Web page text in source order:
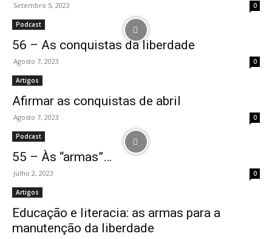
Setembro 5, 2023 0
Podcast
56 – As conquistas da liberdade
Agosto 7, 2023 0
Artigos
Afirmar as conquistas de abril
Agosto 7, 2023 0
Podcast
55 – Às “armas”…
Julho 2, 2023 0
Artigos
Educação e literacia: as armas para a
manutenção da liberdade